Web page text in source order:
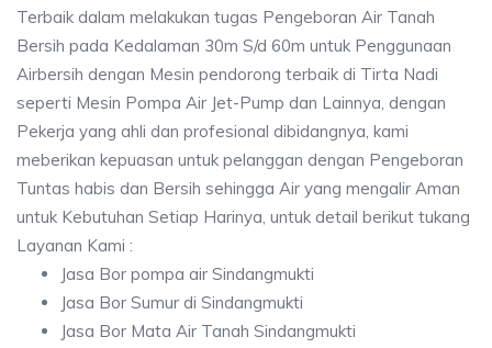
Terbaik dalam melakukan tugas Pengeboran Air Tanah
Bersih pada Kedalaman 30m S/d 60m untuk Penggunaan
Airbersih dengan Mesin pendorong terbaik di Tirta Nadi
seperti Mesin Pompa Air Jet-Pump dan Lainnya, dengan
Pekerja yang ahli dan profesional dibidangnya, kami
meberikan kepuasan untuk pelanggan dengan Pengeboran
Tuntas habis dan Bersih sehingga Air yang mengalir Aman
untuk Kebutuhan Setiap Harinya, untuk detail berikut tukang
Layanan Kami :
Jasa Bor pompa air Sindangmukti
Jasa Bor Sumur di Sindangmukti
Jasa Bor Mata Air Tanah Sindangmukti